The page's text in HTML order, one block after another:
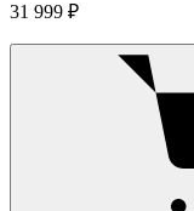
31 999 ₽